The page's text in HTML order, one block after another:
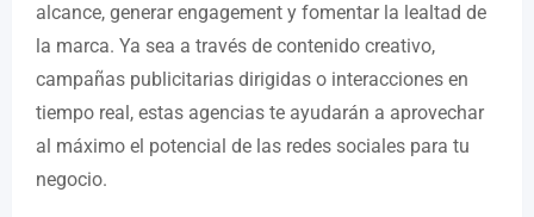
alcance, generar engagement y fomentar la lealtad de
la marca. Ya sea a través de contenido creativo,
campañas publicitarias dirigidas o interacciones en
tiempo real, estas agencias te ayudarán a aprovechar
al máximo el potencial de las redes sociales para tu
negocio.